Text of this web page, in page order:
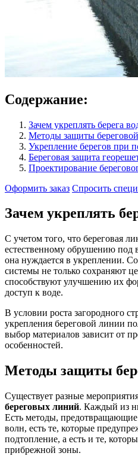
Содержание:
Зачем укреплять берега
Методы защиты
Укрепление берегов при
Береговая защита
Проектирование
Оформить заказ Спросить
Зачем укреплять
С учетом того, что береговая
естественному обрушению под
она нуждается в укреплении.
системы не только сохраняют
способствуют улучшению их
доступ к воде.
В условии роста загородного
укрепления береговой линии
выбор материалов зависит от
особенностей.
Методы защиты
Существует разные
береговых линий. Каждый из
Есть методы,
волн, есть те, которые
подтопление, а есть и те,
прибрежной зоны.